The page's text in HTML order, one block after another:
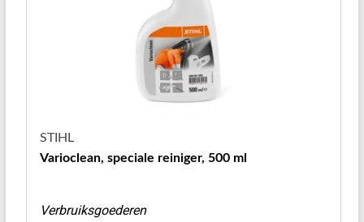
STIHL
Varioclean, speciale reiniger, 500 ml
Verbruiksgoederen